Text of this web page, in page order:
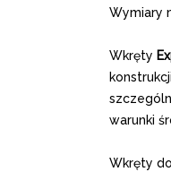
Wymiary
Wkręty
warunki
Wkręty